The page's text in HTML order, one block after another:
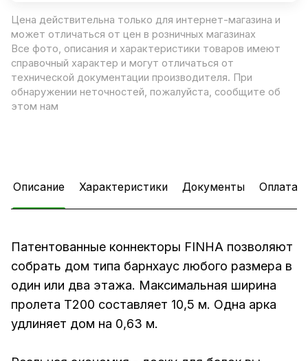
Цена действительна только для интернет-магазина и
может отличаться от цен в розничных магазинах
Все фото, описания и характеристики товаров имеют
справочный характер и могут отличаться от
технической документации производителя. При
обнаружении неточностей, пожалуйста, сообщите об
этом нам
Описание Характеристики Документы Оплата
Патентованные коннекторы FINHA позволяют
собрать дом типа барнхаус любого размера в
один или два этажа. Максимальная ширина
пролета T200 составляет 10,5 м. Одна арка
удлиняет дом на 0,63 м.